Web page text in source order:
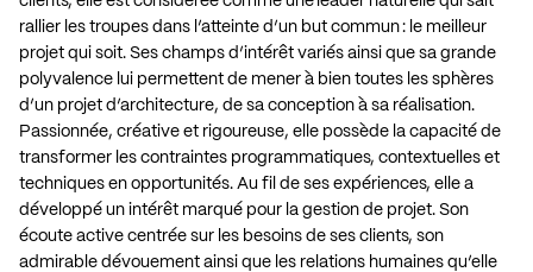
rallier les troupes dans l’atteinte d’un but commun : le meilleur
projet qui soit. Ses champs d’intérêt variés ainsi que sa grande
polyvalence lui permettent de mener à bien toutes les sphères
d’un projet d’architecture, de sa conception à sa réalisation.
Passionnée, créative et rigoureuse, elle possède la capacité de
transformer les contraintes programmatiques, contextuelles et
techniques en opportunités. Au fil de ses expériences, elle a
développé un intérêt marqué pour la gestion de projet. Son
écoute active centrée sur les besoins de ses clients, son
admirable dévouement ainsi que les relations humaines qu’elle